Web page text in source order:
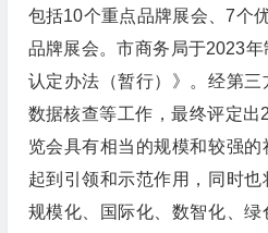
包括10个重点品牌展会、7个
品牌展会。市商务局于2023
认定办法（暂行）》。经第
数据核查等工作，最终评定出
览会具有相当的规模和较强
起到引领和示范作用，同时
规模化、国际化、数智化、